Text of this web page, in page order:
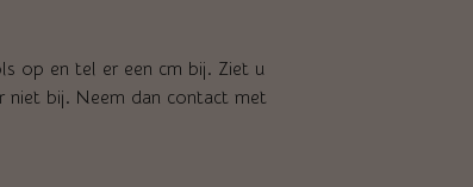
op en tel er een cm bij. Ziet u
niet bij. Neem dan contact met